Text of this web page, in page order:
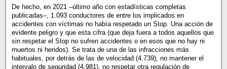
De hecho, en 2021 –último año con estadísticas completas
publicadas–, 1.093 conductores de entre los implicados en
accidentes con víctimas no había respetado un Stop. Una acción de
evidente peligro y que esta cifra (que deja fuera a todos aquellos que
sin respetar el Stop no sufren accidentes o en esos que no hay ni
muertos ni heridos). Se trata de una de las infracciones más
habituales, por detrás de las de velocidad (4.739), no mantener el
intervalo de seguridad (4.981), no respetar otra regulación de